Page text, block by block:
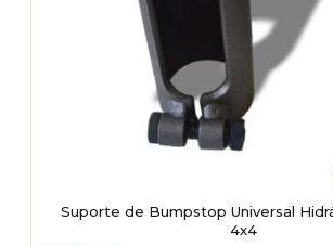
Suporte de Bumpstop Universal
4x4